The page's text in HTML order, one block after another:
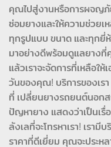
คุณไปสู่งานหรือการผจญภั
ซ่อมยางและให้ความช่วย
ทุกรูปแบบ ขนาด และทุกยี่
มาอย่างดีพร้อมดูแลยาง
แล้วเราจะจัดการที่เหลือใ
วันของคุณ! บริการของเร
ที่ เปลี่ยนยางรถยนต์นอก
ปัญหายาง แสดงว่าเป็นเรื่อ
ลังเลที่จะโทรหาเรา! เรา
ราคาที่ดีเยี่ยม คุณจะประ